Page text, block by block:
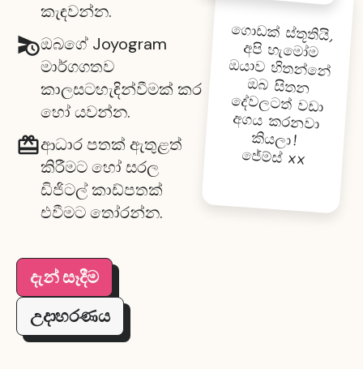
කැඳවන්න.
ඔබගේ Joyogram
මාර්ගගතව
කාලසටහැඳින්වීමක් කර
හෝ යවන්න.
ආධාර පතක් ඇතුළත්
කිරීමට හෝ සරල
ඩිජිටල් කාඩ්පතක්
එවීමට තෝරන්න.
දැන් සෑදීම
උදාහරණය
ගො
ඩක් ස්තූතියි,
අපි හැමෝ
ම
ඔයාව හිතන්නේ
ඔබ සිතන
දේවලටත් වඩා
අගය කරනවා
කියලා!
ජේම්ස් xx